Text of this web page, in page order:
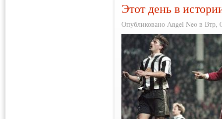
Этот день в
Опубликовано Angel Neo в Втр,